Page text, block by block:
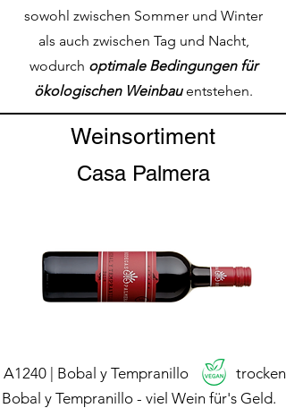
sowohl zwischen Sommer und Winter
als auch zwischen Tag und Nacht,
wodurch optimale Bedingungen für
ökologischen Weinbauentstehen.
Weinsortiment
Casa Palmera
Bobal y Tempranillo - viel Wein für's Geld.
A1240 | Bobal y Tempranillo trocken